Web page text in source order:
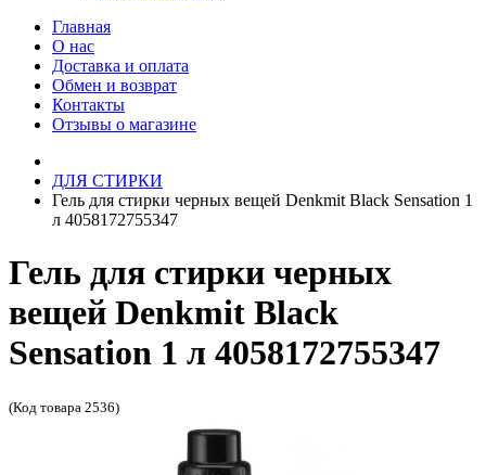
Главная
О нас
Доставка и оплата
Обмен и возврат
Контакты
Отзывы о магазине
ДЛЯ СТИРКИ
Гель для стирки черных вещей Denkmit Black Sensation 1
л 4058172755347
Гель для стирки черных
вещей Denkmit Black
Sensation 1 л 4058172755347
(Код товара 2536)